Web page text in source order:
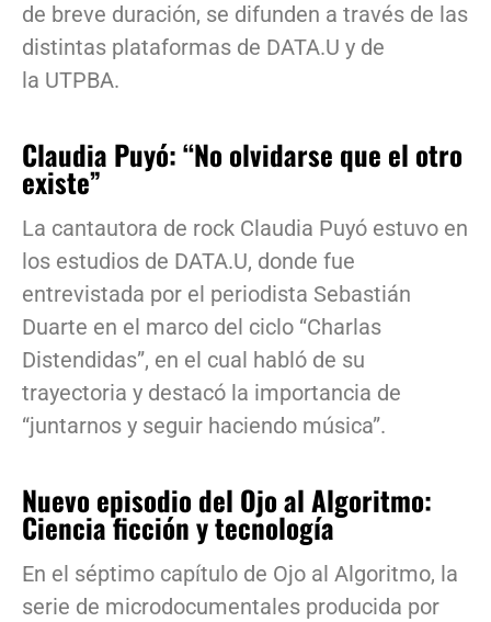
de breve duración, se difunden a través de las
distintas plataformas de DATA.U y de
la UTPBA.
Claudia Puyó: “No olvidarse que el otro
existe”
La cantautora de rock Claudia Puyó estuvo en
los estudios de DATA.U, donde fue
entrevistada por el periodista Sebastián
Duarte en el marco del ciclo “Charlas
Distendidas”, en el cual habló de su
trayectoria y destacó la importancia de
“juntarnos y seguir haciendo música”.
Nuevo episodio del Ojo al Algoritmo:
Ciencia ficción y tecnología
En el séptimo capítulo de Ojo al Algoritmo, la
serie de microdocumentales producida por